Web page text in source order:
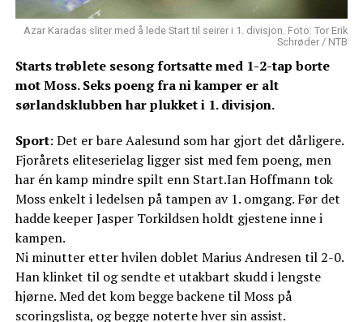
Azar Karadas sliter med å lede Start til seirer i 1. divisjon. Foto: Tor Erik
Schrøder / NTB
Starts trøblete sesong fortsatte med 1-2-tap borte
mot Moss. Seks poeng fra ni kamper er alt
sørlandsklubben har plukket i 1. divisjon.
Sport: Det er bare Aalesund som har gjort det dårligere.
Fjorårets eliteserielag ligger sist med fem poeng, men
har én kamp mindre spilt enn Start.Ian Hoffmann tok
Moss enkelt i ledelsen på tampen av 1. omgang. Før det
hadde keeper Jasper Torkildsen holdt gjestene inne i
kampen.
Ni minutter etter hvilen doblet Marius Andresen til 2-0.
Han klinket til og sendte et utakbart skudd i lengste
hjørne. Med det kom begge backene til Moss på
scoringslista, og begge noterte hver sin assist.